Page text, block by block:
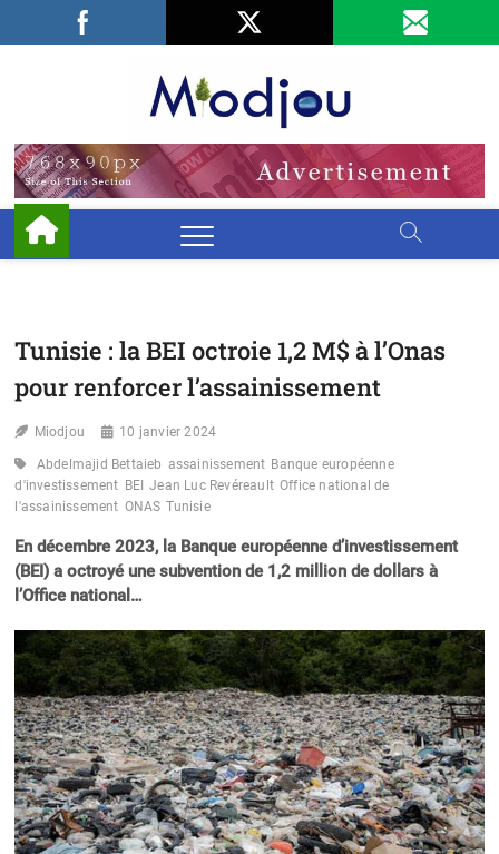
Facebook
LinkedIn
Tunisie : la BEI octroie 1,2 M$ à l’Onas
pour renforcer l’assainissement
Miodjou 10 janvier 2024
Abdelmajid Bettaieb assainissement Banque européenne
d'investissement BEI Jean Luc Revéreault Office national de
l'assainissement ONAS Tunisie
En décembre 2023, la Banque européenne d’investissement
(BEI) a octroyé une subvention de 1,2 million de dollars à
l’Office national…